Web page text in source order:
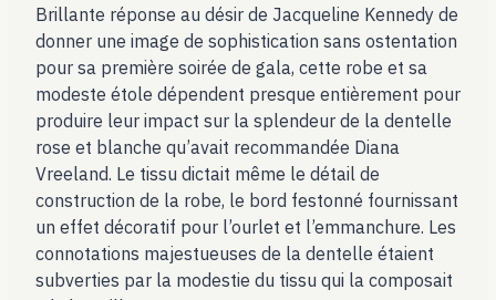
Brillante réponse au désir de Jacqueline Kennedy de
donner une image de sophistication sans ostentation
pour sa première soirée de gala, cette robe et sa
modeste étole dépendent presque entièrement pour
produire leur impact sur la splendeur de la dentelle
rose et blanche qu’avait recommandée Diana
Vreeland. Le tissu dictait même le détail de
construction de la robe, le bord festonné fournissant
un effet décoratif pour l’ourlet et l’emmanchure. Les
connotations majestueuses de la dentelle étaient
subverties par la modestie du tissu qui la composait